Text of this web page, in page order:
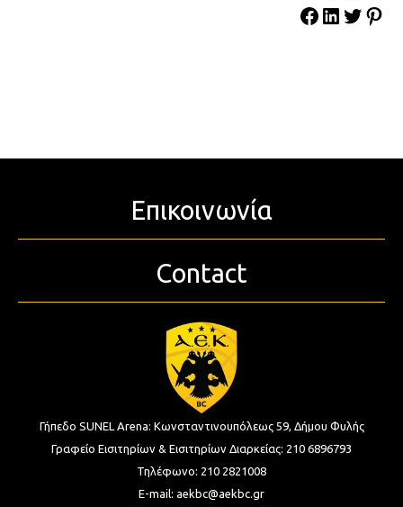
Επικοινωνία
Contact
Γήπεδο SUNEL Arena: Κωνσταντινουπόλεως 59, Δήμου Φυλής
Γραφείο Εισιτηρίων & Εισιτηρίων Διαρκείας: 210 6896793
Τηλέφωνο: 210 2821008
E-mail: aekbc@aekbc.gr